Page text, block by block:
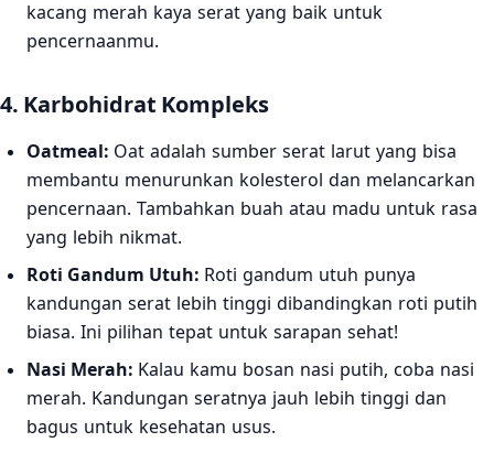
kacang merah kaya serat yang baik untuk
pencernaanmu.
4. Karbohidrat Kompleks
Oatmeal: Oat adalah sumber serat larut yang bisa
membantu menurunkan kolesterol dan melancarkan
pencernaan. Tambahkan buah atau madu untuk rasa
yang lebih nikmat.
Roti Gandum Utuh: Roti gandum utuh punya
kandungan serat lebih tinggi dibandingkan roti putih
biasa. Ini pilihan tepat untuk sarapan sehat!
Nasi Merah: Kalau kamu bosan nasi putih, coba nasi
merah. Kandungan seratnya jauh lebih tinggi dan
bagus untuk kesehatan usus.